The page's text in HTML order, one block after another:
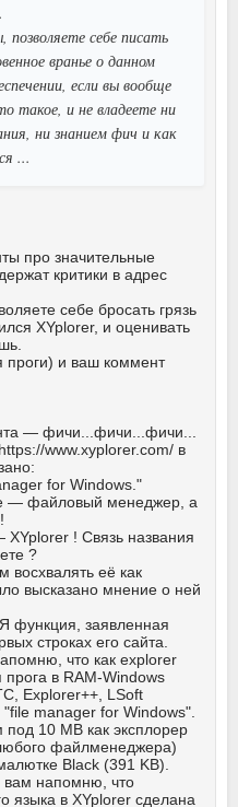
себе писать
вранье о данном
если вы вообще
такое, и не владеете ни
ни знанием фич и как
...
про значительные
критики в адрес
себе бросать грязь
XYplorer, и оценивать
проги) и ваш коммент
— фичи...фичи...фичи...
www.xyplorer.com/ в
for Windows."
— файловый менеджер, а
! Связь названия
?
восхвалять её как
высказано мнение о ней
функция, заявленная
строках его сайта.
что как explorer
в RAM-Windows
Explorer++, LSoft
manager for Windows".
под 10 MB как эксплорер
файлменеджера)
Black (391 KB).
вам напомню, что
языка в XYplorer сделана